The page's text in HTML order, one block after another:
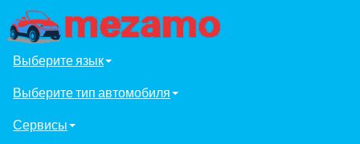
Выберите язык
Выберите тип автомобиля
Сервисы